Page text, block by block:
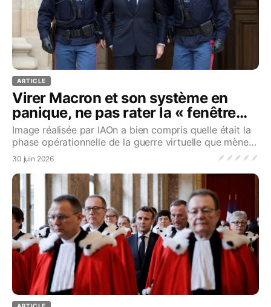
ARTICLE
Virer Macron et son système en
panique, ne pas rater la « fenêtre
d’opportunité ».
Image réalisée par IAOn a bien compris quelle était la
phase opérationnelle de la guerre virtuelle que mène
l’Occident en Ukraine. Le réel n’a aucune
30 juin 2026 🪶 🪶 🪶 🪶 🪶